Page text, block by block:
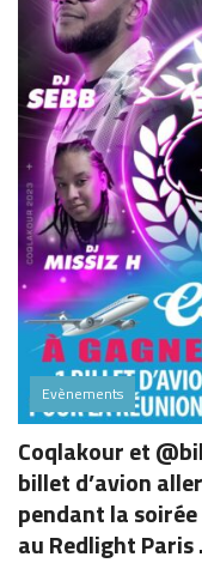
Evènements
Coqlakour et
billet d’avion
pendant la
au Redlight Paris